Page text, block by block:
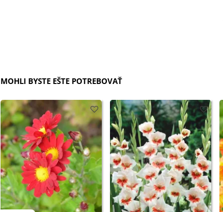
MOHLI BYSTE EŠTE POTREBOVAŤ